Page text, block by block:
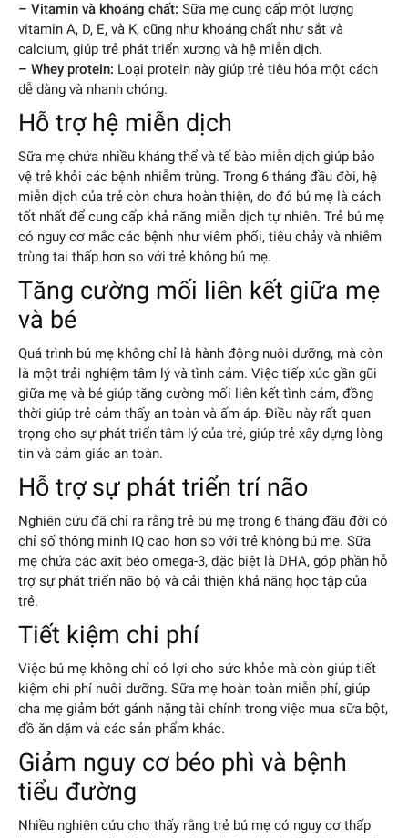
– Vitamin và khoáng chất: Sữa mẹ cung cấp một lượng
vitamin A, D, E, và K, cũng như khoáng chất như sắt và
calcium, giúp trẻ phát triển xương và hệ miễn dịch.
– Whey protein: Loại protein này giúp trẻ tiêu hóa một cách
dễ dàng và nhanh chóng.
Hỗ trợ hệ miễn dịch
Sữa mẹ chứa nhiều kháng thể và tế bào miễn dịch giúp bảo
vệ trẻ khỏi các bệnh nhiễm trùng. Trong 6 tháng đầu đời, hệ
miễn dịch của trẻ còn chưa hoàn thiện, do đó bú mẹ là cách
tốt nhất để cung cấp khả năng miễn dịch tự nhiên. Trẻ bú mẹ
có nguy cơ mắc các bệnh như viêm phổi, tiêu chảy và nhiễm
trùng tai thấp hơn so với trẻ không bú mẹ.
Tăng cường mối liên kết giữa mẹ
và bé
Quá trình bú mẹ không chỉ là hành động nuôi dưỡng, mà còn
là một trải nghiệm tâm lý và tình cảm. Việc tiếp xúc gần gũi
giữa mẹ và bé giúp tăng cường mối liên kết tình cảm, đồng
thời giúp trẻ cảm thấy an toàn và ấm áp. Điều này rất quan
trọng cho sự phát triển tâm lý của trẻ, giúp trẻ xây dựng lòng
tin và cảm giác an toàn.
Hỗ trợ sự phát triển trí não
Nghiên cứu đã chỉ ra rằng trẻ bú mẹ trong 6 tháng đầu đời có
chỉ số thông minh IQ cao hơn so với trẻ không bú mẹ. Sữa
mẹ chứa các axit béo omega-3, đặc biệt là DHA, góp phần hỗ
trợ sự phát triển não bộ và cải thiện khả năng học tập của
trẻ.
Tiết kiệm chi phí
Việc bú mẹ không chỉ có lợi cho sức khỏe mà còn giúp tiết
kiệm chi phí nuôi dưỡng. Sữa mẹ hoàn toàn miễn phí, giúp
cha mẹ giảm bớt gánh nặng tài chính trong việc mua sữa bột,
đồ ăn dặm và các sản phẩm khác.
Giảm nguy cơ béo phì và bệnh
tiểu đường
Nhiều nghiên cứu cho thấy rằng trẻ bú mẹ có nguy cơ thấp